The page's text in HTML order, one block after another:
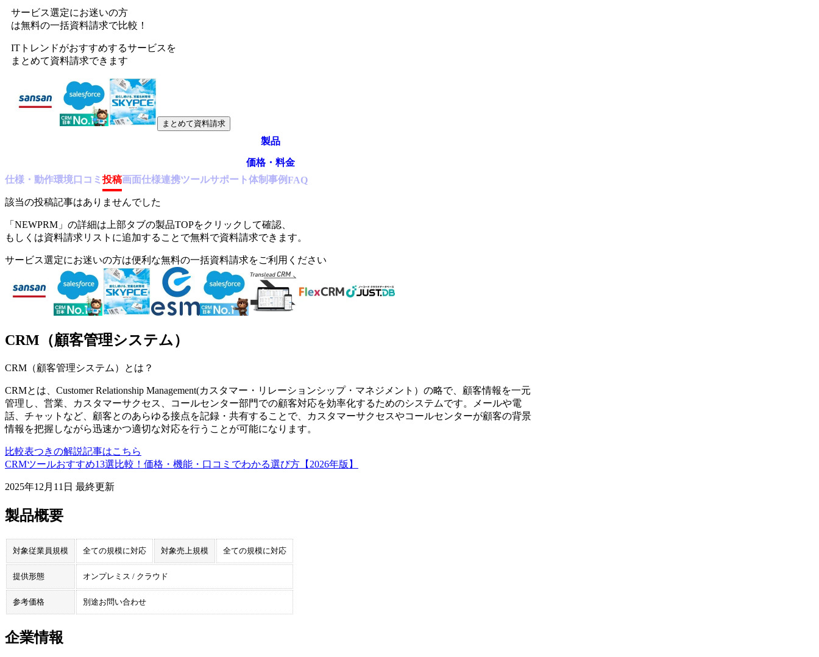
サービス選定にお迷いの方
は無料の一括資料請求で比較！
ITトレンドがおすすめするサービスを
まとめて資料請求できます
まとめて資料請求
製品
価格・料金
仕様・動作環境口コミ投稿画面仕様連携ツールサポート体制 事例FAQ
該当の投稿記事はありませんでした
「 NEWPRM 」の詳細は上部タブの製品TOPをクリックして確認、
もしくは資料請求リストに追加することで無料で資料請求できます。
サービス選定にお迷いの方は便利な無料の一括資料請求をご利用ください
CRM（顧客管理システム）
CRM（顧客管理システム） とは？
CRMとは、Customer Relationship Management(カスタマー・リレーションシップ・マネジメント）の略で、顧客情報を一元
管理し、営業、カスタマーサクセス、コールセンター部門での顧客対応を効率化するためのシステムです。メールや電
話、チャットなど、顧客とのあらゆる接点を記録・共有することで、カスタマーサクセスやコールセンターが顧客の背景
情報を把握しながら迅速かつ適切な対応を行うことが可能になります。
比較表つきの解説記事はこちら
CRMツールおすすめ13選比較！価格・機能・口コミでわかる選び方【2026年版】
2025年12月11日 最終更新
製品概要
対象従業員規模 全ての規模に対応 対象売上規模 全ての規模に対応
提供形態 オンプレミス / クラウド
参考価格 別途お問い合わせ
企業情報